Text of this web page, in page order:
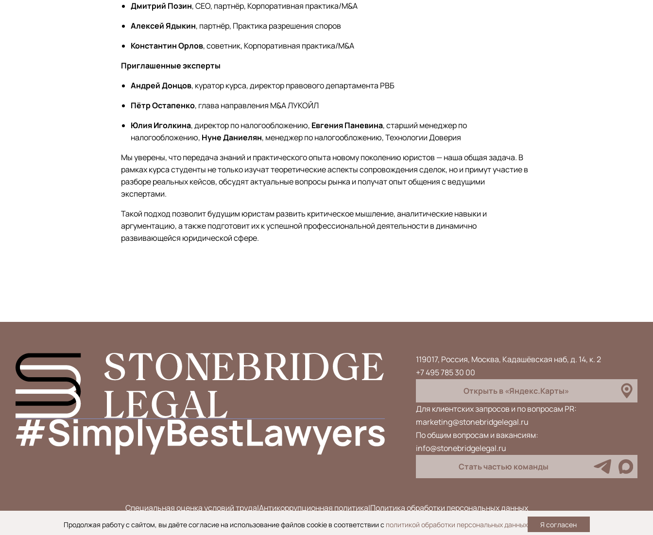
Дмитрий Позин, CEO, партнёр, Корпоративная практика/M&A
Алексей Ядыкин, партнёр, Практика разрешения споров
Константин Орлов, советник, Корпоративная практика/M&A
Приглашенные эксперты
Андрей Донцов, куратор курса, директор правового департамента РВБ
Пётр Остапенко, глава направления M&A ЛУКОЙЛ
Юлия Иголкина, директор по налогообложению, Евгения Паневина, старший менеджер по
налогообложению, Нуне Даниелян, менеджер по налогообложению,Технологии Доверия
Мы уверены, что передача знаний и практического опыта новому поколению юристов — наша общая задача. В
рамках курса студенты не только изучат теоретические аспекты сопровождения сделок, но и примут участие в
разборе реальных кейсов, обсудят актуальные вопросы рынка и получат опыт общения с ведущими
экспертами.
Такой подход позволит будущим юристам развить критическое мышление, аналитические навыки и
аргументацию, а также подготовит их к успешной профессиональной деятельности в динамично
развивающейся юридической сфере.
119017, Россия, Москва, Кадашёвская наб, д. 14, к. 2
+7 495 785 30 00
Открыть в «Яндекс.Карты»
Для клиентских запросов и по вопросам PR:
marketing@stonebridgelegal.ru
По общим вопросам и вакансиям:
info@stonebridgelegal.ru
Стать частью команды
Специальная оценка условий труда|Антикоррупционная политика|Политика обработки персональных данных
Продолжая работу с сайтом, вы даёте согласие на использование файлов cookie в соответствии с политикой обработки персональных данных Я согласен